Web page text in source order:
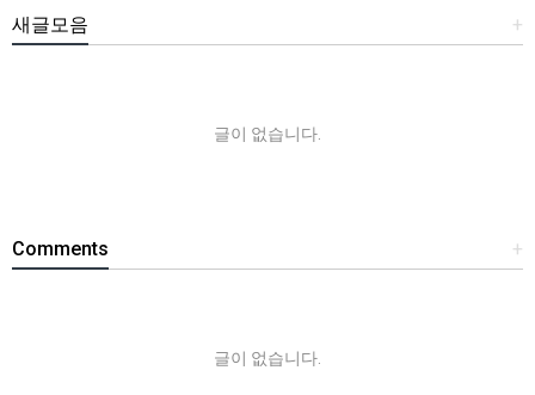
+
새글모음
글이 없습니다.
+
Comments
글이 없습니다.